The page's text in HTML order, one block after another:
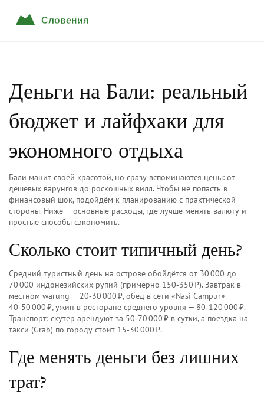
Деньги на Бали: реальный
бюджет и лайфхаки для
экономного отдыха
Бали манит своей красотой, но сразу вспоминаются цены: от
дешевых варунгов до роскошных вилл. Чтобы не попасть в
финансовый шок, подойдём к планированию с практической
стороны. Ниже — основные расходы, где лучше менять валюту и
простые способы сэкономить.
Сколько стоит типичный день?
Средний туристный день на острове обойдётся от 30 000 до
70 000 индонезийских рупий (примерно 150‑350 ₽). Завтрак в
местном warung — 20‑30 000 ₽, обед в сети «Nasi Campur» —
40‑50 000 ₽, ужин в ресторане среднего уровня — 80‑120 000 ₽.
Транспорт: скутер арендуют за 50‑70 000 ₽ в сутки, а поездка на
такси (Grab) по городу стоит 15‑30 000 ₽.
Где менять деньги без лишних
трат?